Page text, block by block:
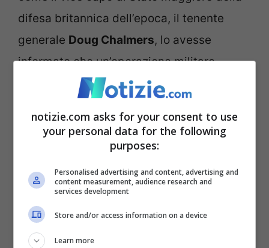
difesa britannica dell’epoca, il tenente
generale Doug Chalmers, lo avesse
informato che un’operazione militare
attraverso la Manica con piccole
olandesi sarebbe stata tecnicamente
fattibile. Tuttavia, Chalmers aveva anche
messo in guardia Johnson riguardo alle
potenziali ripercussioni diplomatiche che
un tale atto avrebbe potuto scatenare. “
fossimo stati scoperti
notizie.com asks for your consent to use
your personal data for the following
purposes:
Personalised advertising and content, advertising and
content measurement, audience research and
services development
Store and/or access information on a device
Learn more